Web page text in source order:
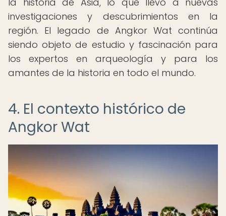
investigaciones y descubrimientos en la
región. El legado de Angkor Wat continúa
siendo objeto de estudio y fascinación para
los expertos en arqueología y para los
amantes de la historia en todo el mundo.
4. El contexto histórico de
Angkor Wat